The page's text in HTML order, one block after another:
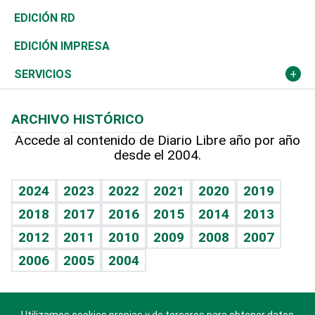
Ocenanía
Caribe
Resto del mundo
Telecom.
Global y variable
Economía personal
Sociales
Novedades
Podcast Arte Libre
Hablando con el pediatra
Vida y familia
Eñe
Celebrando la vida
Sin complejos
En pocas palabras
Tenis
Olimpismo
Más deportes
Línea de hit
TBT Deportivo
El Espía
Noticiero Poteleche
Columnistas
Más firmas
Historia
Martes de tecnología
Cambio climático
Revista
Deportes
Opinión
Hecho en casa
Guía del dinero
EDICIÓN RD
EDICIÓN IMPRESA
SERVICIOS
Cumpleaños
Horóscopos
Crucigramas
ARCHIVO HISTÓRICO
Accede al contenido de Diario Libre año por año
desde el 2004.
2024 2023 2022 2021 2020
2019
2018
2017 2016 2015 2014
2013
2012
2011 2010 2009 2008
2007
2006
2005 2004